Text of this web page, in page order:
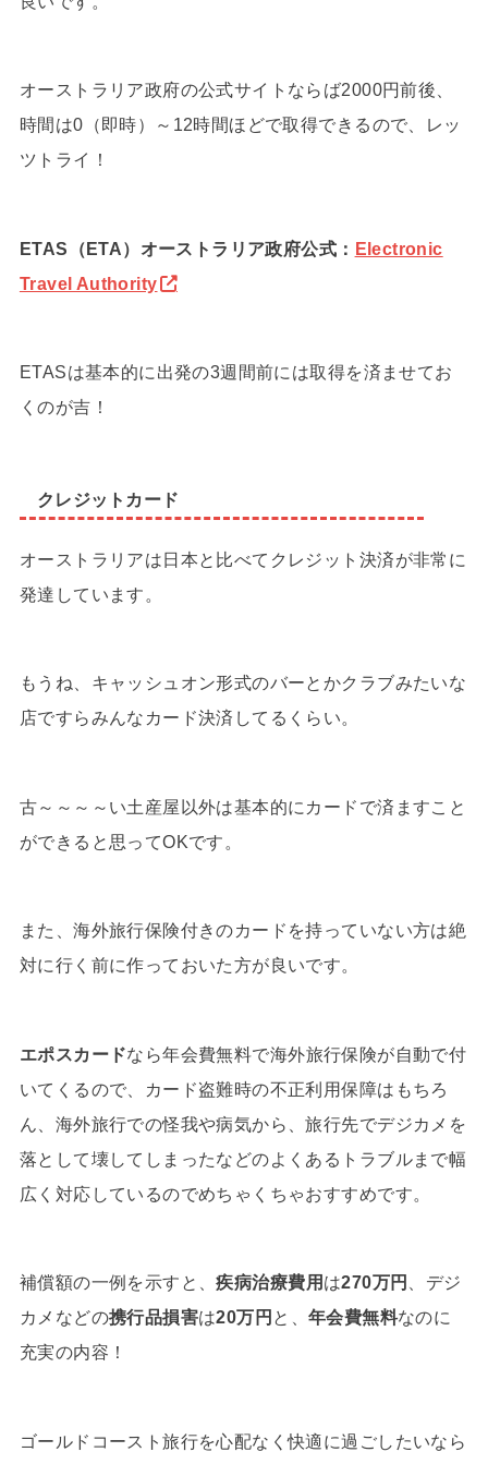
オーストラリア政府の公式サイトならば2000円前後、
時間は0（即時）～12時間ほどで取得できるので、レッ
ツトライ！
ETAS（ETA）オーストラリア政府公式： Electronic
Travel Authority
ETASは基本的に出発の3週間前には取得を済ませてお
くのが吉！
クレジットカード
オーストラリアは日本と比べてクレジット決済が非常に
発達しています。
もうね、キャッシュオン形式のバーとかクラブみたいな
店ですらみんなカード決済してるくらい。
古～～～～い土産屋以外は基本的にカードで済ますこと
ができると思ってOKです。
また、海外旅行保険付きのカードを持っていない方は絶
対に行く前に作っておいた方が良いです。
エポスカードなら年会費無料で海外旅行保険が自動で付
いてくるので、カード盗難時の不正利用保障はもちろ
ん、海外旅行での怪我や病気から、旅行先でデジカメを
落として壊してしまったなどのよくあるトラブルまで幅
広く対応しているのでめちゃくちゃおすすめです。
補償額の一例を示すと、疾病治療費用 は270万円
、デジ
カメなどの携行品損害は20万円 と、 年会費無料なのに
充実の内容！
ゴールドコースト旅行を心配なく快適に過ごしたいなら